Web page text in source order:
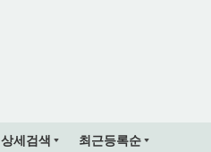
상세검색 최근등록순